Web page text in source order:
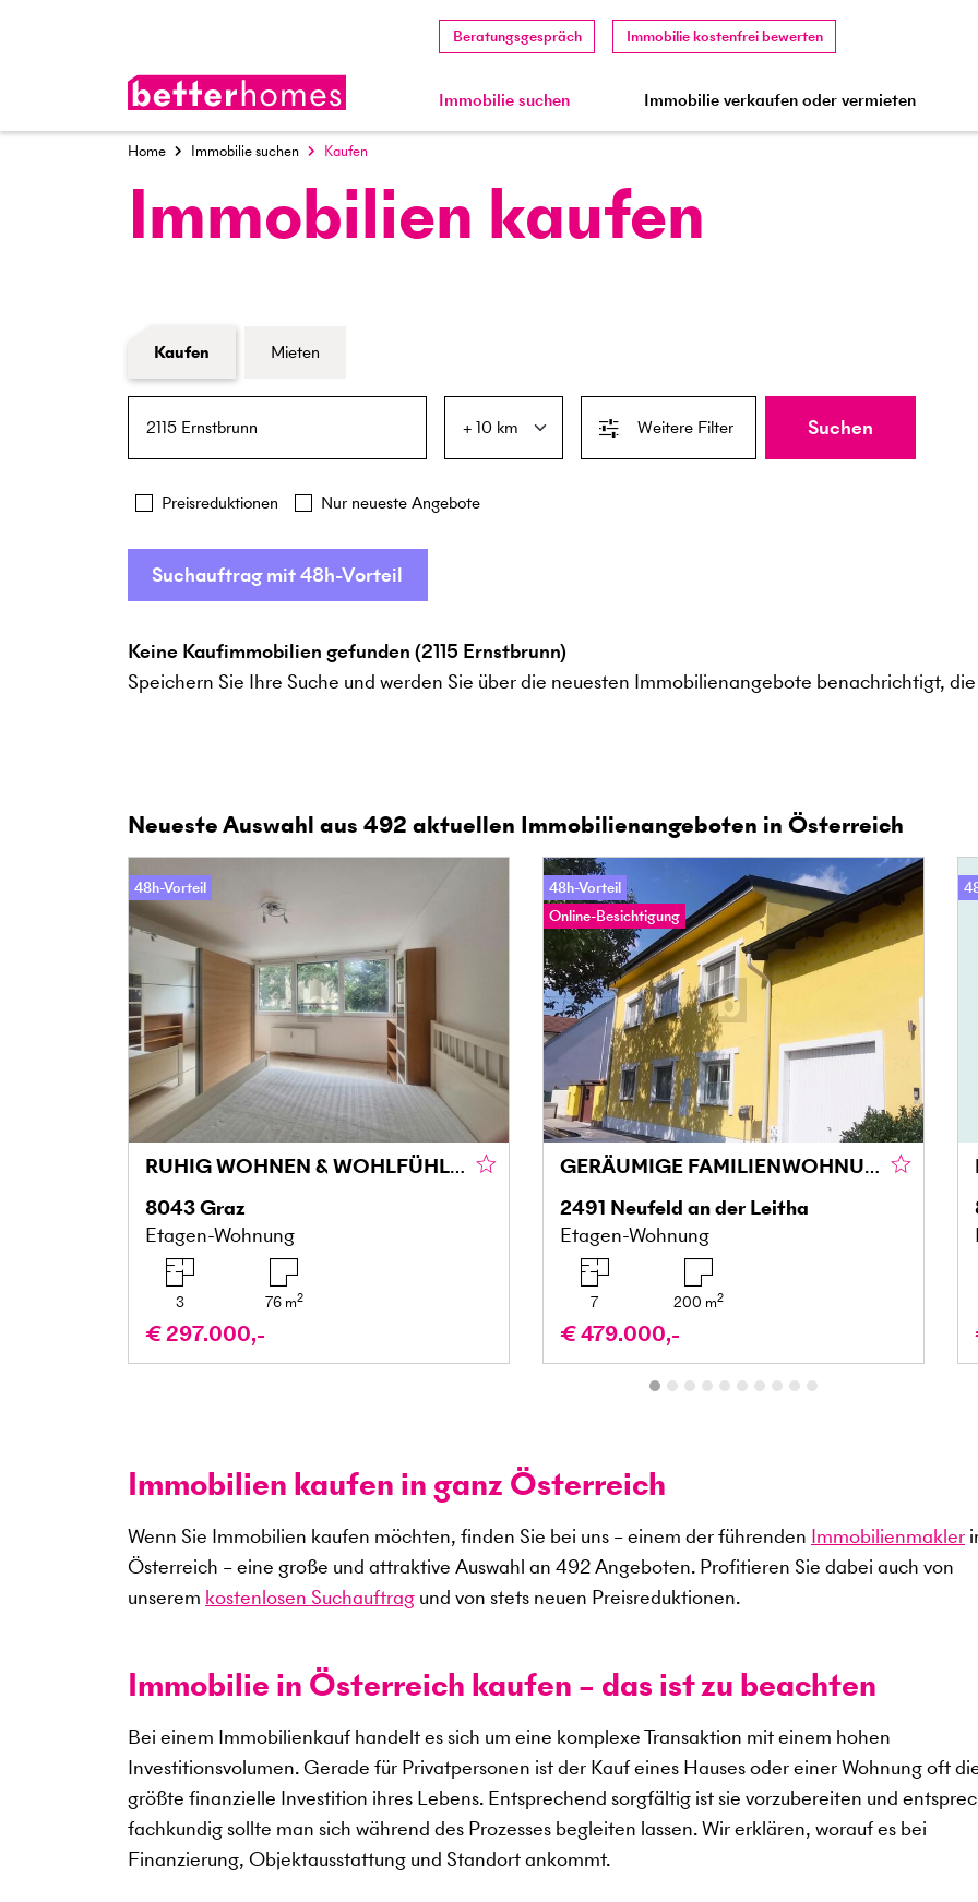
Beratungsgespräch Immobilie kostenfrei bewerten
Immobilie suchen Immobilie verkaufen oder vermieten
Home Immobilie suchen Kaufen
Immobilien kaufen
Formular Immobiliensuche
Kaufen
Mieten
Weitere Filter
Preisreduktionen Nur neueste Angebote
Suchen
Suchauftrag mit 48h-Vorteil
Keine Kaufimmobilien gefunden (2115 Ernstbrunn)
Speichern Sie Ihre Suche und werden Sie über die neuesten Immobilienangebote benachrichtigt,
Neueste Auswahl aus 492 aktuellen Immobilienangeboten in Österreich
48h-Vorteil
RUHIG WOHNEN & WOHLFÜHLEN MIT BALKON IN DER MARIATROSTERSTRASSE
8043Graz
Etagen-Wohnung
3 76m2
€ 297.000,-
48h-Vorteil
Online-Besichtigung
GERÄUMIGE FAMILIENWOHNUNG MIT GROSSZÜGIGER TERRASSENLANDSCHAFT - EXTRA STUDIO
2491 Neufeld an der Leitha
Etagen-Wohnung
7 200 m2
€ 479.000,-
Immobilien kaufen in ganz Österreich
Wenn Sie Immobilien kaufen möchten, finden Sie bei uns – einem der führenden Immobilienmakler
Österreich – eine große und attraktive Auswahl an 492Angeboten. Profitieren Sie dabei auch von
unserem kostenlosen Suchauftrag und von stets neuen Preisreduktionen.
Immobilie in Österreich kaufen – das ist zu beachten
Bei einem Immobilienkauf handelt es sich um eine komplexe Transaktion mit einem hohen
Investitionsvolumen. Gerade für Privatpersonen ist der Kauf eines Hauses oder einer Wohnung oft
größte finanzielle Investition ihres Lebens. Entsprechend sorgfältig ist sie vorzubereiten und
fachkundig sollte man sich während des Prozesses begleiten lassen. Wir erklären, worauf es bei
Finanzierung, Objektausstattung und Standort ankommt.